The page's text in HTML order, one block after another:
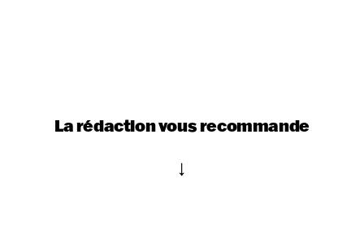
La rédaction vous recommande